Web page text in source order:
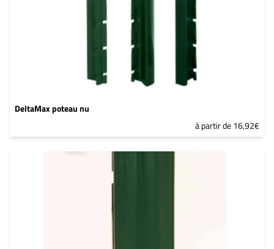
DeltaMax poteau nu
à partir de 16,92€